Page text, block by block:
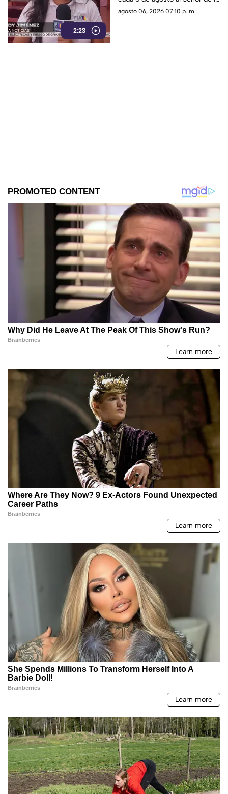
2:23
Cerrillo
Transfiguración con misas,
agosto 06, 2026 07:10 p. m.